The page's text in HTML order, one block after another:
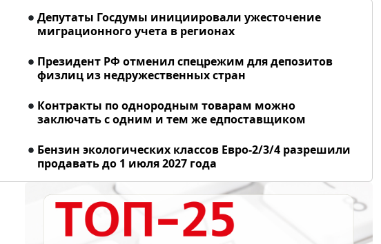
Депутаты Госдумы инициировали ужесточение
миграционного учета в регионах
Президент РФ отменил спецрежим для депозитов
физлиц из недружественных стран
Контракты по однородным товарам можно
заключать с одним и тем же едпоставщиком
Бензин экологических классов Евро-2/3/4 разрешили
продавать до 1 июля 2027 года